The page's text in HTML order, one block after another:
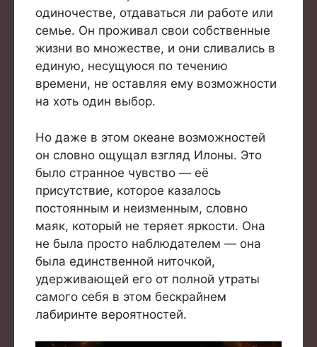
одиночестве, отдаваться ли работе или
семье. Он проживал свои собственные
жизни во множестве, и они сливались в
единую, несущуюся по течению
времени, не оставляя ему возможности
на хоть один выбор.
Но даже в этом океане возможностей
он словно ощущал взгляд Илоны. Это
было странное чувство — её
присутствие, которое казалось
постоянным и неизменным, словно
маяк, который не теряет яркости. Она
не была просто наблюдателем — она
была единственной ниточкой,
удерживающей его от полной утраты
самого себя в этом бескрайнем
лабиринте вероятностей.